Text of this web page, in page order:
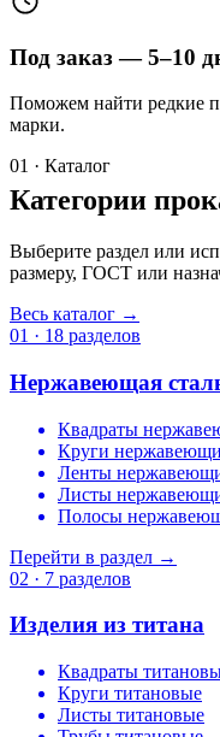
Под заказ — 5–10
Поможем найти редкие
марки.
01 · Каталог
Категории
Выберите раздел или
размеру, ГОСТ или
Весь каталог →
01 · 18 разделов
Нержавеющая
Квадраты
Круги
Ленты
Листы
Полосы
Перейти в раздел →
02 · 7 разделов
Изделия из титана
Квадраты
Круги титановые
Листы титановые